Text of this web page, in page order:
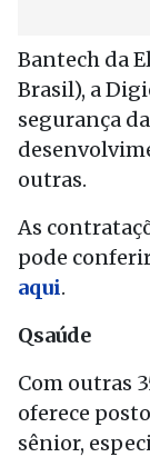
Bantech da
Brasil), a
segurança
outras.
As
pode
aqui.
Qsaúde
Com outras
oferece
sênior,